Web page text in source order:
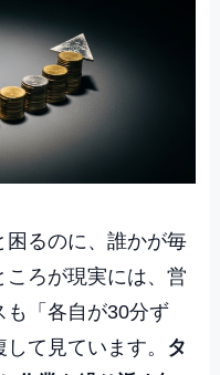
困るのに、誰かが毎
ころが現実には、営
も「各自が30分ず
て見ています。 タ